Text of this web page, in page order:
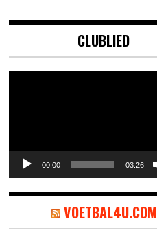
CLUBLIED
00:00 03:26
VOETBAL4U.COM